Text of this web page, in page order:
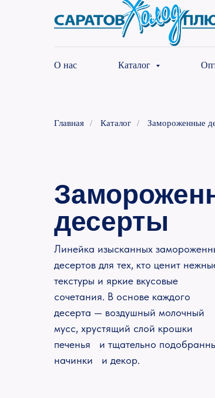
О нас Каталог
Главная / Каталог / Замороженные
Линейка изысканных
десертов для тех, кто ценит
текстуры и яркие вкусовые
сочетания. В основе каждого
десерта — воздушный молочный
мусс, хрустящий слой крошки
печенья и тщательно
начинки и декор.
десерты